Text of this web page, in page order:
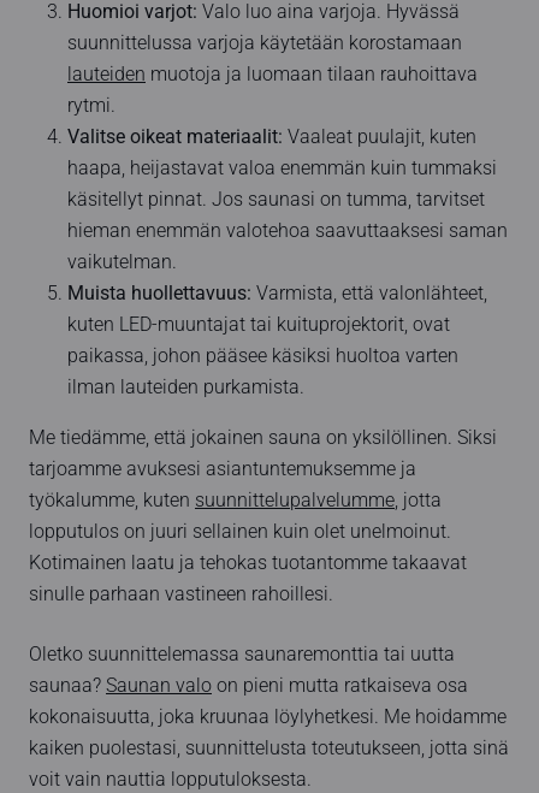
Huomioi varjot: Valo luo aina varjoja. Hyvässä
suunnittelussa varjoja käytetään korostamaan
lauteiden muotoja ja luomaan tilaan rauhoittava
rytmi.
Valitse oikeat materiaalit: Vaaleat puulajit, kuten
haapa, heijastavat valoa enemmän kuin tummaksi
käsitellyt pinnat. Jos saunasi on tumma, tarvitset
hieman enemmän valotehoa saavuttaaksesi saman
vaikutelman.
Muista huollettavuus: Varmista, että valonlähteet,
kuten LED-muuntajat tai kuituprojektorit, ovat
paikassa, johon pääsee käsiksi huoltoa varten
ilman lauteiden purkamista.
Me tiedämme, että jokainen sauna on yksilöllinen. Siksi
tarjoamme avuksesi asiantuntemuksemme ja
työkalumme, kuten suunnittelupalvelumme, jotta
lopputulos on juuri sellainen kuin olet unelmoinut.
Kotimainen laatu ja tehokas tuotantomme takaavat
sinulle parhaan vastineen rahoillesi.
Oletko suunnittelemassa saunaremonttia tai uutta
saunaa? Saunan valo on pieni mutta ratkaiseva osa
kokonaisuutta, joka kruunaa löylyhetkesi. Me hoidamme
kaiken puolestasi, suunnittelusta toteutukseen, jotta sinä
voit vain nauttia lopputuloksesta.